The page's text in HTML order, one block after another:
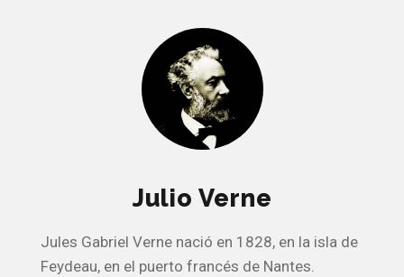
Julio Verne
Jules Gabriel Verne nació en 1828, en la isla de
Feydeau, en el puerto francés de Nantes.